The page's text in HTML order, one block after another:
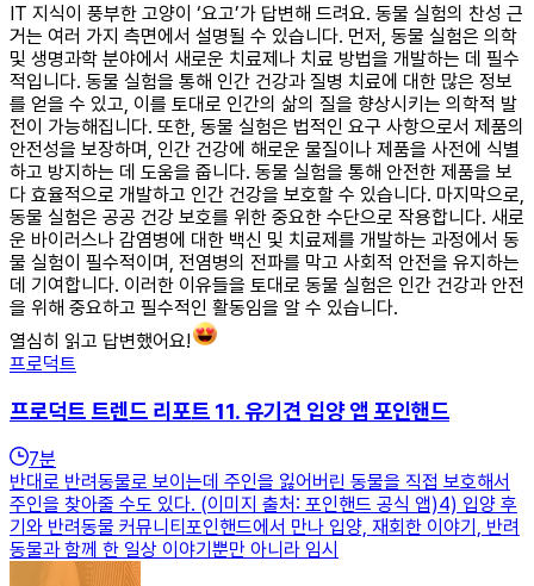
IT 지식이 풍부한 고양이 ‘요고’가 답변해 드려요. 동물 실험의 찬성 근
거는 여러 가지 측면에서 설명될 수 있습니다. 먼저, 동물 실험은 의학
및 생명과학 분야에서 새로운 치료제나 치료 방법을 개발하는 데 필수
적입니다. 동물 실험을 통해 인간 건강과 질병 치료에 대한 많은 정보
를 얻을 수 있고, 이를 토대로 인간의 삶의 질을 향상시키는 의학적 발
전이 가능해집니다. 또한, 동물 실험은 법적인 요구 사항으로서 제품의
안전성을 보장하며, 인간 건강에 해로운 물질이나 제품을 사전에 식별
하고 방지하는 데 도움을 줍니다. 동물 실험을 통해 안전한 제품을 보
다 효율적으로 개발하고 인간 건강을 보호할 수 있습니다. 마지막으로,
동물 실험은 공공 건강 보호를 위한 중요한 수단으로 작용합니다. 새로
운 바이러스나 감염병에 대한 백신 및 치료제를 개발하는 과정에서 동
물 실험이 필수적이며, 전염병의 전파를 막고 사회적 안전을 유지하는
데 기여합니다. 이러한 이유들을 토대로 동물 실험은 인간 건강과 안전
을 위해 중요하고 필수적인 활동임을 알 수 있습니다.
열심히 읽고 답변했어요!
프로덕트
프로덕트 트렌드 리포트 11. 유기견 입양 앱 포인핸드
7분
반대로 반려동물로 보이는데 주인을 잃어버린 동물을 직접 보호해서
주인을 찾아줄 수도 있다. (이미지 출처: 포인핸드 공식 앱)4) 입양 후
기와 반려동물 커뮤니티포인핸드에서 만나 입양, 재회한 이야기, 반려
동물과 함께 한 일상 이야기뿐만 아니라 임시